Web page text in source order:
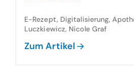
E-Rezept, Digitalisierung,
Luczkiewicz, Nicole Graf
Zum Artikel